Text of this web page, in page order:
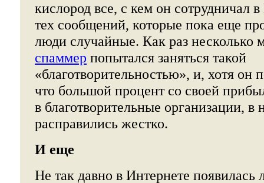
кислород все, с кем он сотрудничал
тех сообщений, которые пока еще
люди случайные. Как раз несколько
спаммер попытался заняться такой
«благотворительностью», и, хотя он
что большой процент со своей
в благотворительные организации,
расправились жестко.
И еще
Не так давно в Интернете появилась